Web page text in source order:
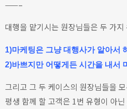
——–
대행을 맡기시는 원장님들은 두 가
1)마케팅은 그냥 대행사가 알아서
2)바쁘지만 어떻게든 시간을 내서
그리고 그 두 케이스의 원장님들을
평생 함께 할 고객은 1번 유형이 아